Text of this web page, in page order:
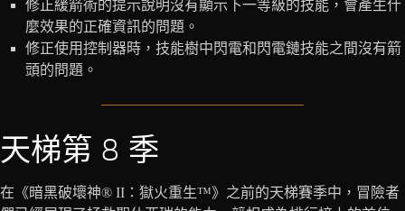
修正緩箭術的提示說明沒有顯示下一等級的技能，會產生什
麼效果的正確資訊的問題。
修正使用控制器時，技能樹中閃電和閃電鏈技能之間沒有箭
頭的問題。
天梯第 8 季
在《暗黑破壞神® II：獄火重生™》之前的天梯賽季中，冒險者